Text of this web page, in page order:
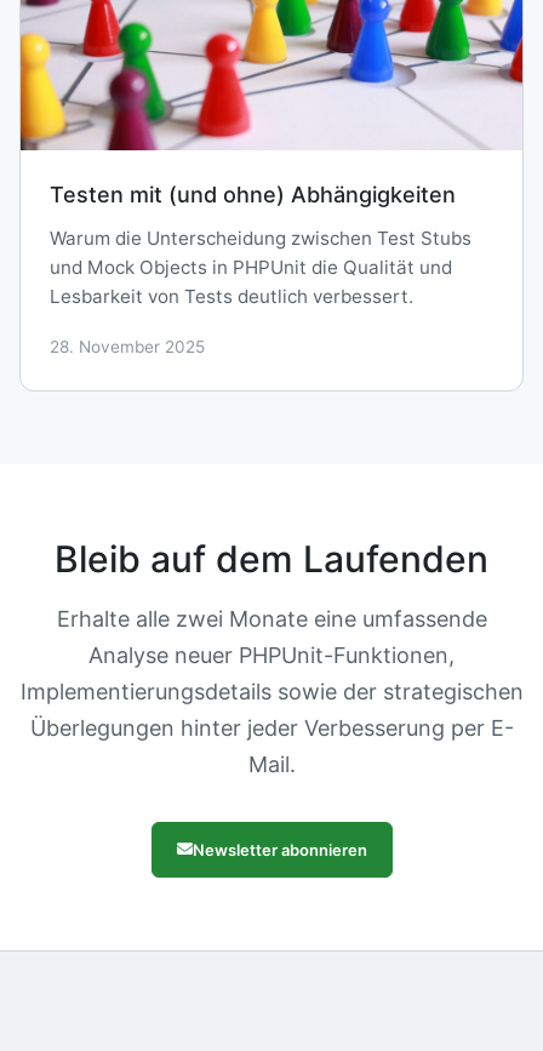
Testen mit (und ohne) Abhängigkeiten
Warum die Unterscheidung zwischen Test Stubs
und Mock Objects in PHPUnit die Qualität und
Lesbarkeit von Tests deutlich verbessert.
28. November 2025
Bleib auf dem Laufenden
Erhalte alle zwei Monate eine umfassende
Analyse neuer PHPUnit-Funktionen,
Implementierungsdetails sowie der strategischen
Überlegungen hinter jeder Verbesserung per E-
Mail.
Newsletter abonnieren